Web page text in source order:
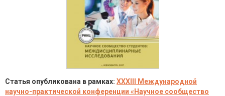
Статья опубликована в рамках: XXXIII Международной
научно-практической конференции «Научное сообщество